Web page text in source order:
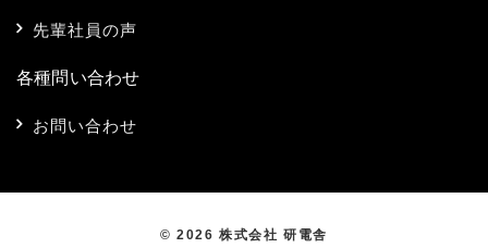
先輩社員の声
各種問い合わせ
お問い合わせ
© 2026 株式会社 研電舎